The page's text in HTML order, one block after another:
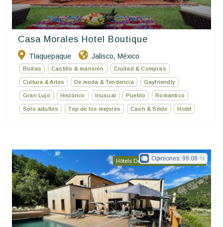
Casa Morales Hotel Boutique
Tlaquepaque Jalisco, México
Bodas Castillo & mansión Ciudad & Compras
Cultura & Artes De moda & Tendencia Gayfriendly
Gran Lujo Histórico Inusual Pueblo Romantico
Solo adultos Top de los mejores Cash & Smile Hotel
Hôtels De Charme & De Caractère
Opiniones: 99.09